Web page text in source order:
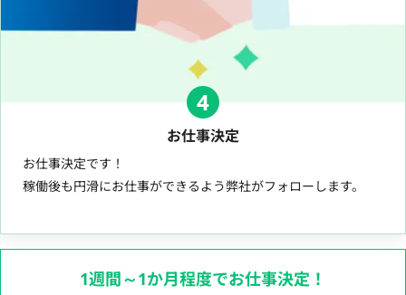
4
お仕事決定
お仕事決定です！
稼働後も円滑にお仕事ができるよう弊社がフォローします。
1週間～1か月程度でお仕事決定！